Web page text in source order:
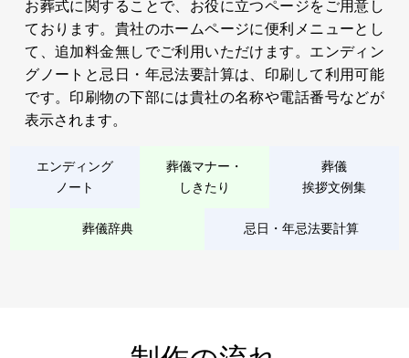
お葬式に関することで、お役に立つページをご用意し
ております。貴社のホームページに便利メニューとし
て、追加料金無しでご利用いただけます。エンディン
グノートと忌日・年忌法要計算は、印刷して利用可能
です。印刷物の下部には貴社の名称や電話番号などが
表示されます。
エンディング
ノート
葬儀マナー・
しきたり
葬儀
挨拶文例集
葬儀辞典 忌日・年忌法要計算